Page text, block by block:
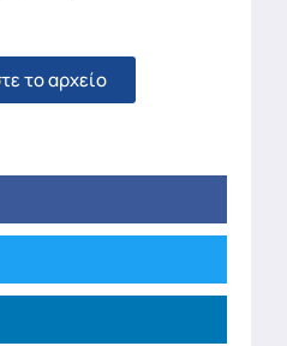
το αρχείο